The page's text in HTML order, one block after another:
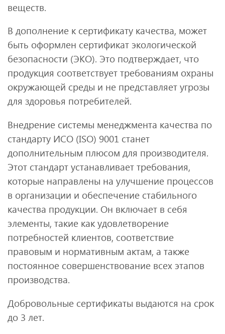
веществ.
В дополнение к сертификату качества, может
быть оформлен сертификат экологической
безопасности (ЭКО). Это подтверждает, что
продукция соответствует требованиям охраны
окружающей среды и не представляет угрозы
для здоровья потребителей.
Внедрение системы менеджмента качества по
стандарту ИСО (ISO) 9001 станет
дополнительным плюсом для производителя.
Этот стандарт устанавливает требования,
которые направлены на улучшение процессов
в организации и обеспечение стабильного
качества продукции. Он включает в себя
элементы, такие как удовлетворение
потребностей клиентов, соответствие
правовым и нормативным актам, а также
постоянное совершенствование всех этапов
производства.
Добровольные сертификаты выдаются на срок
до 3 лет.